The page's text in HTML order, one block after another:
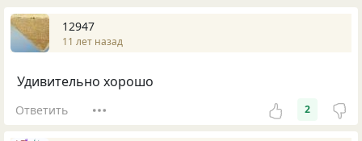
12947
11 лет назад
Удивительно хорошо
Ответить 2